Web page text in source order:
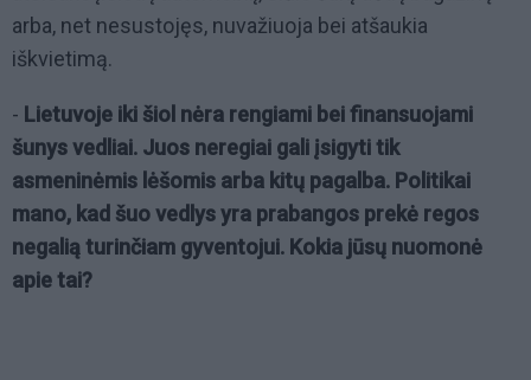
arba, net nesustojęs, nuvažiuoja bei atšaukia
iškvietimą.
- Lietuvoje iki šiol nėra rengiami bei finansuojami
šunys vedliai. Juos neregiai gali įsigyti tik
asmeninėmis lėšomis arba kitų pagalba. Politikai
mano, kad šuo vedlys yra prabangos prekė regos
negalią turinčiam gyventojui. Kokia jūsų nuomonė
apie tai?